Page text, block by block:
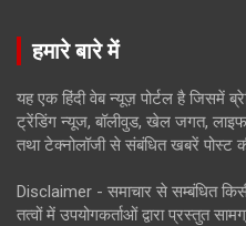
हमारे बारे में
यह एक हिंदी वेब न्यूज़ पोर्टल है जिसमें
ट्रेंडिंग न्यूज, बॉलीवुड, खेल जगत,
तथा टेक्नोलॉजी से संबंधित खबरें पोस्ट
Disclaimer - समाचार से सम्बंधित
तत्वों में उपयोगकर्ताओं द्वारा प्रस्तुत